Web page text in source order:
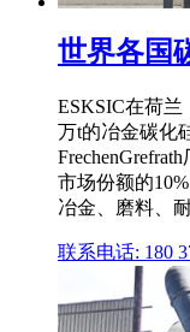
世界各国
ESKSIC在荷
万t的冶金碳化
市场份额的
冶金、磨料、
联系电话: 180